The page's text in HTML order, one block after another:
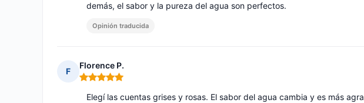
demás, el sabor y la pureza del agua son perfectos.
Opinión traducida
F
Florence P.
Nota: 5 de 5
Elegí las cuentas grises y rosas. El sabor del agua cambia y es más